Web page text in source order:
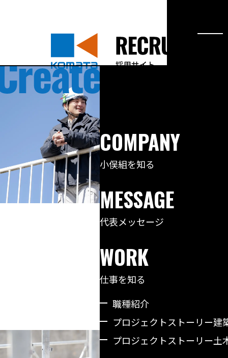
COMPANY
小俣組を知る
MESSAGE
代表メッセージ
WORK
仕事を知る
職種紹介
プロジェクトストーリー建
プロジェクトストーリー土